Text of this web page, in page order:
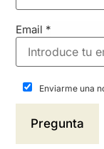
Email *
Enviarme una